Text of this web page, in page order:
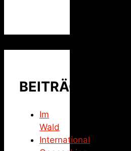
BEITRÄGE
Im
Wald
International